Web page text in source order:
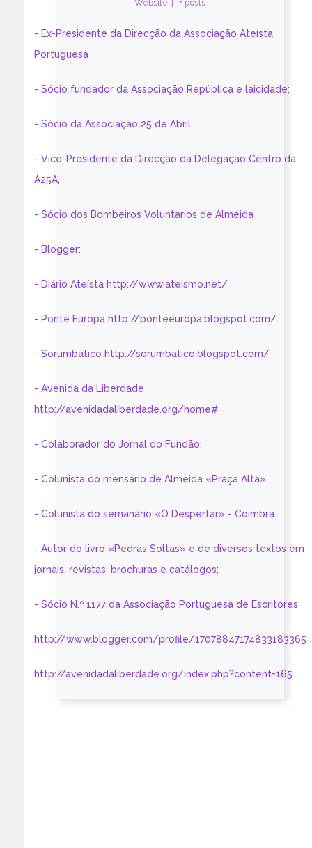
Website + posts
- Ex-Presidente da Direcção da Associação Ateísta
Portuguesa
- Sócio fundador da Associação República e laicidade;
- Sócio da Associação 25 de Abril
- Vice-Presidente da Direcção da Delegação Centro da
A25A;
- Sócio dos Bombeiros Voluntários de Almeida
- Blogger:
- Diário Ateísta http://www.ateismo.net/
- Ponte Europa http://ponteeuropa.blogspot.com/
- Sorumbático http://sorumbatico.blogspot.com/
- Avenida da Liberdade
http://avenidadaliberdade.org/home#
- Colaborador do Jornal do Fundão;
- Colunista do mensário de Almeida «Praça Alta»
- Colunista do semanário «O Despertar» - Coimbra:
- Autor do livro «Pedras Soltas» e de diversos textos em
jornais, revistas, brochuras e catálogos;
- Sócio N.º 1177 da Associação Portuguesa de Escritores
http://www.blogger.com/profile/17078847174833183365
http://avenidadaliberdade.org/index.php?content=165